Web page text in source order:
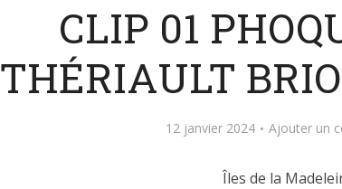
CLIP 01
THÉRIAULT
12 janvier 2024 Ajouter un
Îles de la